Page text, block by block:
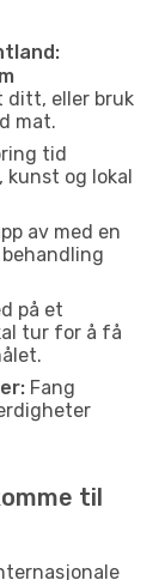
ditt, eller bruk
mat.
tid
kunst og lokal
av med en
på et
tur for å få
Fang
til